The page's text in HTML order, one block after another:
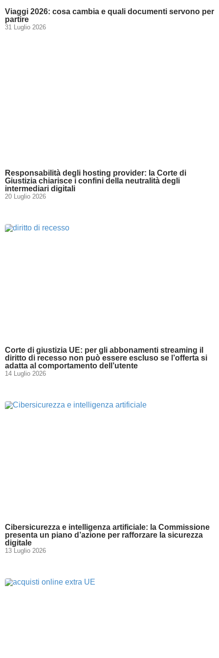
Viaggi 2026: cosa cambia e quali documenti servono per
partire
31 Luglio 2026
Responsabilità degli hosting provider: la Corte di
Giustizia chiarisce i confini della neutralità degli
intermediari digitali
20 Luglio 2026
Corte di giustizia UE: per gli abbonamenti streaming il
diritto di recesso non può essere escluso se l’offerta si
adatta al comportamento dell’utente
14 Luglio 2026
Cibersicurezza e intelligenza artificiale: la Commissione
presenta un piano d’azione per rafforzare la sicurezza
digitale
13 Luglio 2026